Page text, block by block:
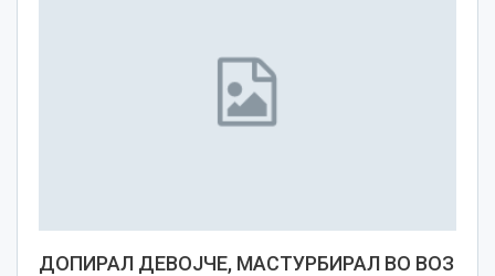
ДОПИРАЛ ДЕВОЈЧЕ, МАСТУРБИРАЛ ВО ВОЗ